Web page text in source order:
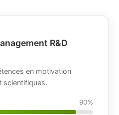
R&D
en motivation
scientifiques.
90%